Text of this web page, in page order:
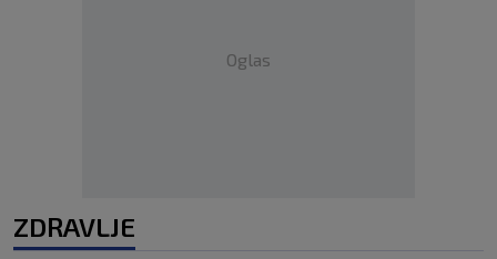
Oglas
ZDRAVLJE